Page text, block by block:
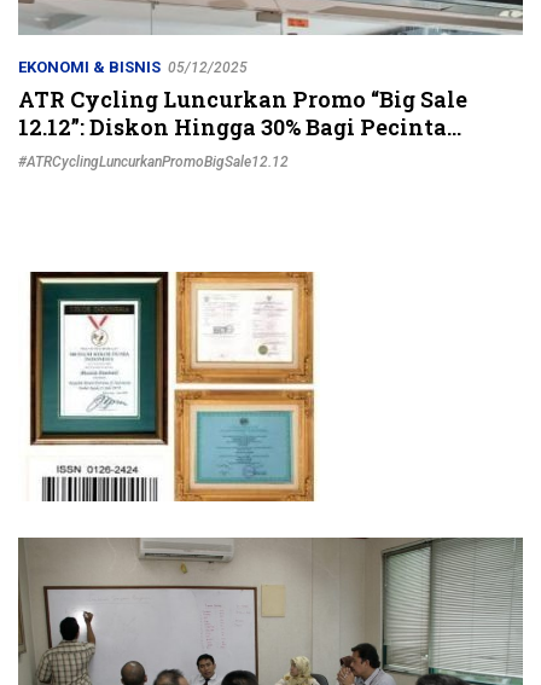
EKONOMI & BISNIS 05/12/2025
ATR Cycling Luncurkan Promo “Big Sale
12.12”: Diskon Hingga 30% Bagi Pecinta
Sepeda
#ATRCyclingLuncurkanPromoBigSale12.12